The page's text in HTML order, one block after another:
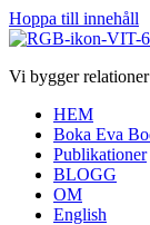
Hoppa till innehåll
Vi bygger
HEM
Boka Eva
Publikationer
BLOGG
OM
English